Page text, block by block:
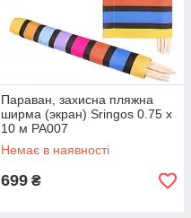
Параван, захисна пляжна
ширма (экран) Sringos 0.75 x
10 м PA007
Немає в наявності
699 ₴